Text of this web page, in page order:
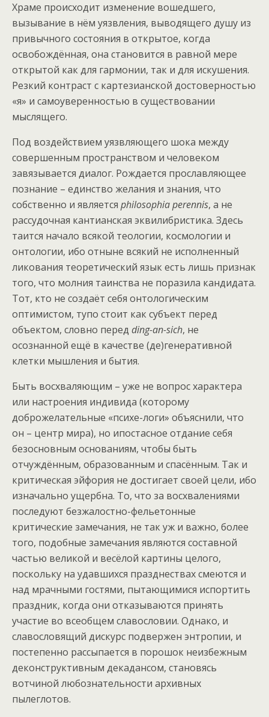
Храме происходит изменение вошедшего,
вызывание в нём уязвления, выводящего душу из
привычного состояния в открытое, когда
освобождённая, она становится в равной мере
открытой как для гармонии, так и для искушения.
Резкий контраст с картезианской достоверностью
«я» и самоуверенностью в существовании
мыслящего.
Под воздействием уязвляющего шока между
совершенным пространством и человеком
завязывается диалог. Рождается прославляющее
познание – единство желания и знания, что
собственно и является philosophia perennis, а не
рассудочная кантианская эквилибристика. Здесь
таится начало всякой теологии, космологии и
онтологии, ибо отныне всякий не исполненный
ликования теоретический язык есть лишь признак
того, что молния таинства не поразила кандидата.
Тот, кто не создаёт себя онтологическим
оптимистом, тупо стоит как субъект перед
объектом, словно перед ding-an-sich, не
осознанной ещё в качестве (де)генеративной
клетки мышления и бытия.
Быть восхваляющим – уже не вопрос характера
или настроения индивида (которому
доброжелательные «психе-логи» объяснили, что
он – центр мира), но ипостасное отдание себя
безосновным основаниям, чтобы быть
отчуждённым, образованным и спасённым. Так и
критическая эйфория не достигает своей цели, ибо
изначально ущербна. То, что за восхвалениями
последуют безжалостно-фельетонные
критические замечания, не так уж и важно, более
того, подобные замечания являются составной
частью великой и весёлой картины целого,
поскольку на удавшихся празднествах смеются и
над мрачными гостями, пытающимися испортить
праздник, когда они отказываются принять
участие во всеобщем славословии. Однако, и
славословящий дискурс подвержен энтропии, и
постепенно рассыпается в порошок неизбежным
деконструктивным декадансом, становясь
вотчиной любознательности архивных
пылеглотов.